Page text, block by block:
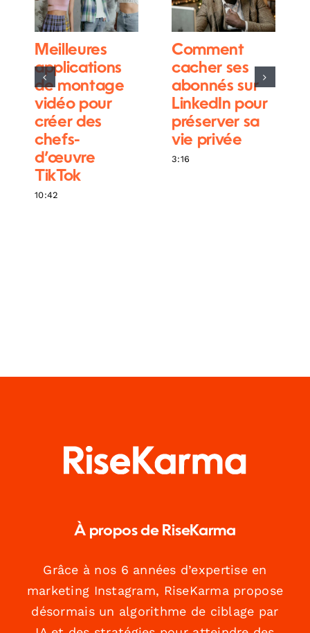
Meilleures
applications
de montage
vidéo pour
créer des
chefs-
d’œuvre
TikTok
10:42
Comment
cacher ses
abonnés sur
LinkedIn pour
préserver sa
vie privée
3:16
À propos de RiseKarma
Grâce à nos 6 années d’expertise en
marketing Instagram, RiseKarma propose
désormais un algorithme de ciblage par